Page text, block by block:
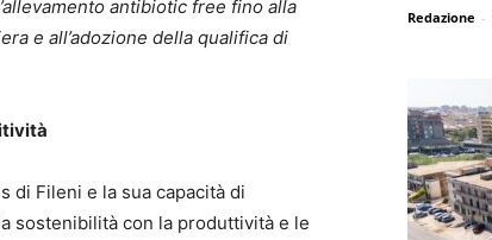
antibiotic free fino alla
e all’adozione della qualifica di
di Fileni e la sua capacità di
sostenibilità con la produttività e le
Redazione -